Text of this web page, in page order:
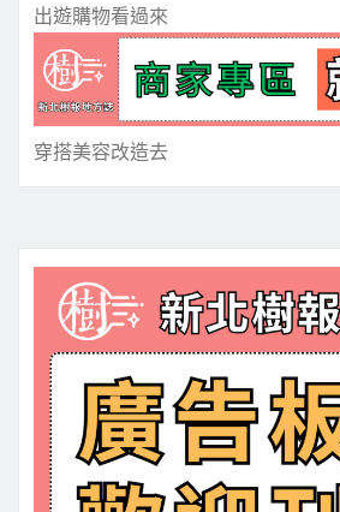
出遊購物看過來
穿搭美容改造去